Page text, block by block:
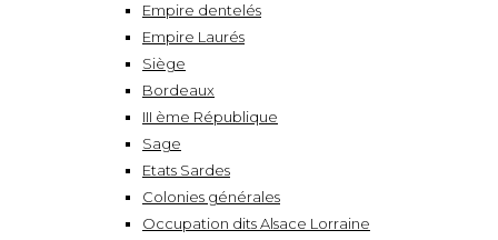
Empire dentelés
Empire Laurés
Siège
Bordeaux
III ème République
Sage
Etats Sardes
Colonies générales
Occupation dits Alsace Lorraine